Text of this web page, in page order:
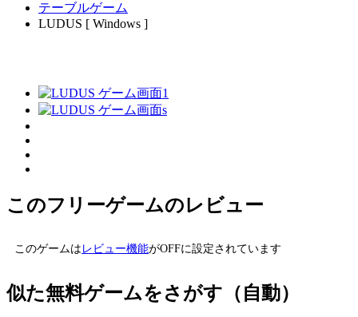
テーブルゲーム
LUDUS [ Windows ]
このフリーゲームのレビュー
このゲームは レビュー機能がOFFに設定されています
似た無料ゲームをさがす（自動）